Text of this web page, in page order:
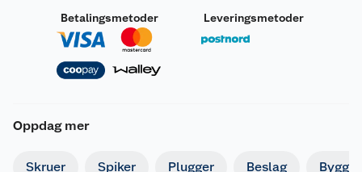
Betalingsmetoder Leveringsmetoder
Oppdag mer
Skruer Spiker Plugger Beslag